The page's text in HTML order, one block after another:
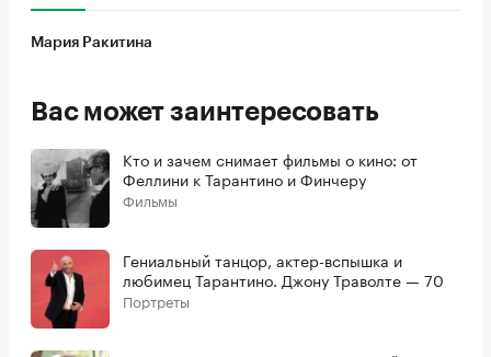
Мария Ракитина
Вас может заинтересовать
Кто и зачем снимает фильмы о кино: от
Феллини к Тарантино и Финчеру
Фильмы
Гениальный танцор, актер-вспышка и
любимец Тарантино. Джону Траволте — 70
Портреты